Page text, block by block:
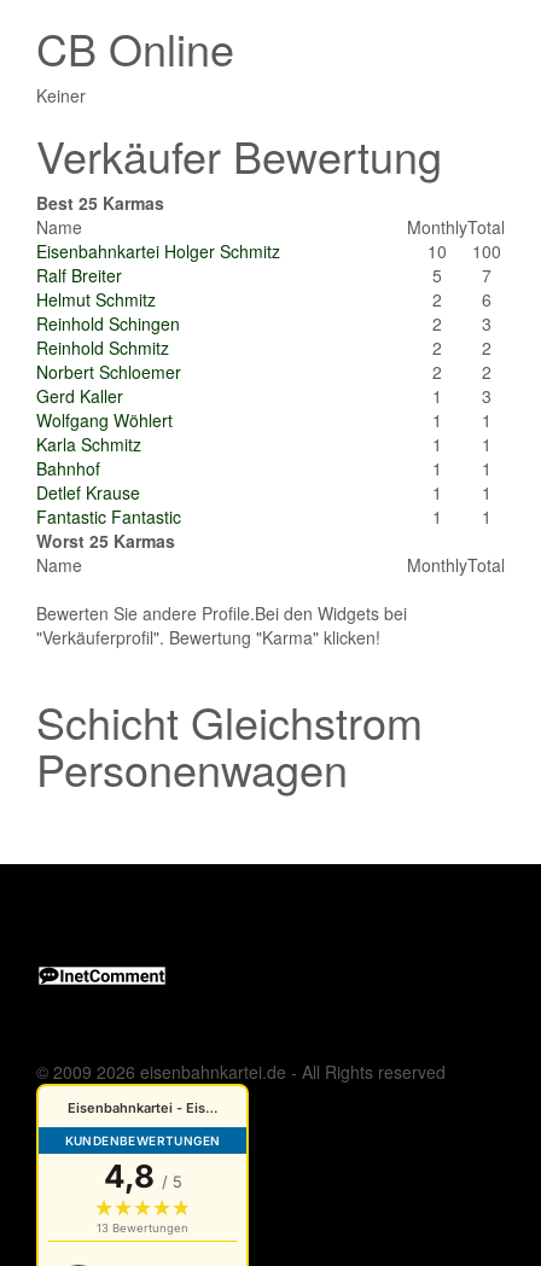
CB Online
Keiner
Verkäufer Bewertung
Best 25 Karmas
Name
MonthlyTotal
Eisenbahnkartei Holger Schmitz
10
100
Ralf Breiter
5
7
Helmut Schmitz
2
6
Reinhold Schingen
2
3
Reinhold Schmitz
2
2
Norbert Schloemer
2
2
Gerd Kaller
1
3
Wolfgang Wöhlert
1
1
Karla Schmitz
1
1
Bahnhof
1
1
Detlef Krause
1
1
Fantastic Fantastic
1
1
Worst 25 Karmas
Name
MonthlyTotal
Bewerten Sie andere Profile.Bei den Widgets bei
"Verkäuferprofil". Bewertung "Karma" klicken!
Schicht Gleichstrom
Personenwagen
© 2009 2026 eisenbahnkartei.de - All Rights reserved